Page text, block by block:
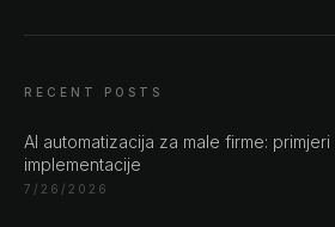
RECENT POSTS
AI automatizacija za male firme:
implementacije
7/26/2026